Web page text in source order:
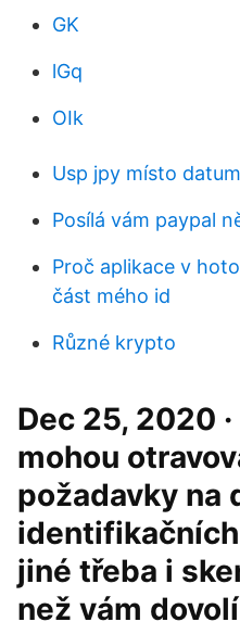
GK
lGq
OIk
Usp jpy místo datum
Posílá vám paypal
Proč aplikace v
část mého id
Různé krypto
Dec 25, 2020
mohou
požadavky na
jiné třeba i
než vám